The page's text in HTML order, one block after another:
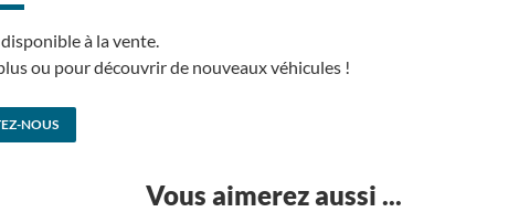
à la vente.
ou pour découvrir de nouveaux véhicules !
NOUS
Vous aimerez aussi ...